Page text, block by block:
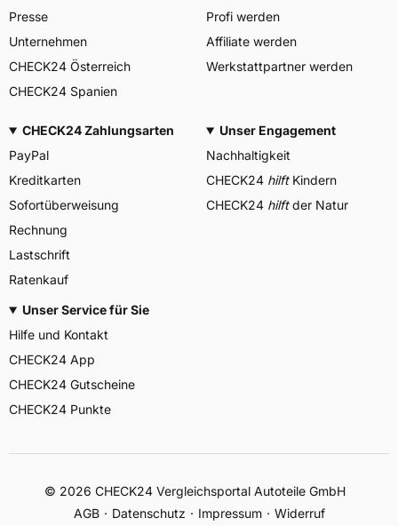
Presse
Unternehmen
CHECK24 Österreich
CHECK24 Spanien
Profi werden
Affiliate werden
Werkstattpartner werden
CHECK24 Zahlungsarten
PayPal
Kreditkarten
Sofortüberweisung
Rechnung
Lastschrift
Ratenkauf
Unser Engagement
Nachhaltigkeit
CHECK24 hilftKindern
CHECK24 hilftder Natur
Unser Service für Sie
Hilfe und Kontakt
CHECK24 App
CHECK24 Gutscheine
CHECK24 Punkte
© 2026 CHECK24 Vergleichsportal Autoteile GmbH
AGB
Datenschutz Impressum Widerruf